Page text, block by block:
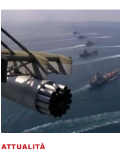
ATTUALITÀ